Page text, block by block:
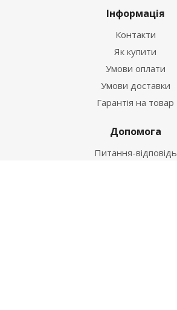
Інформація
Контакти
Як купити
Умови оплати
Умови доставки
Гарантія на товар
Допомога
Питання-відповідь